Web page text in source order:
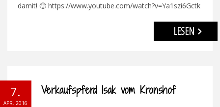
damit! 🙂 https://www.youtube.com/watch?v=Ya1szi6Gctk
LESEN
7.
APR. 2016
Verkaufspferd Isak vom Kronshof